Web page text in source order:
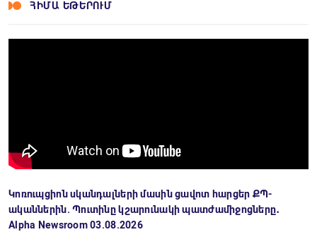
ՀԻՄԱ ԵԹԵՐՈՒՄ
Կոռուպցիոն սկանդալների մասին ցավոտ հարցեր ՔՊ-
ականներին. Պուտինը կշարունակի պատժամիջոցները․
Alpha Newsroom 03.08.2026